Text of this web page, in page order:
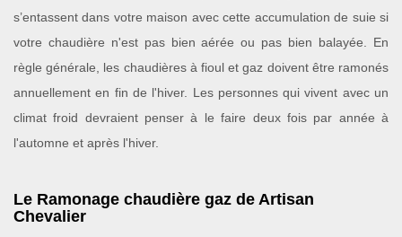
s’entassent dans votre maison avec cette accumulation de suie si
votre chaudière n'est pas bien aérée ou pas bien balayée. En
règle générale, les chaudières à fioul et gaz doivent être ramonés
annuellement en fin de l'hiver. Les personnes qui vivent avec un
climat froid devraient penser à le faire deux fois par année à
l'automne et après l'hiver.
Le Ramonage chaudière gaz de Artisan
Chevalier